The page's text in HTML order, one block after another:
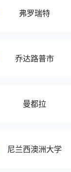
弗罗瑞特
乔达路普市
曼都拉
尼兰西澳洲大学